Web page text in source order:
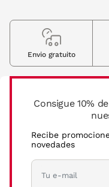
Consigue 10%
Recibe
novedades
Envio gratuito